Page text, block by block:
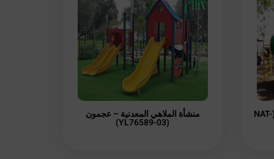
منشأة متكاملة للأطفال – زوزتان (NAT- منشأة الملاهي المعدنية – عجمون
(YL76589-03)